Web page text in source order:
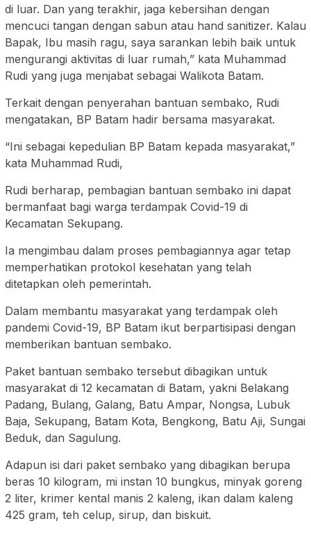
di luar. Dan yang terakhir, jaga kebersihan dengan
mencuci tangan dengan sabun atau hand sanitizer. Kalau
Bapak, Ibu masih ragu, saya sarankan lebih baik untuk
mengurangi aktivitas di luar rumah,” kata Muhammad
Rudi yang juga menjabat sebagai Walikota Batam.
Terkait dengan penyerahan bantuan sembako, Rudi
mengatakan, BP Batam hadir bersama masyarakat.
“Ini sebagai kepedulian BP Batam kepada masyarakat,”
kata Muhammad Rudi,
Rudi berharap, pembagian bantuan sembako ini dapat
bermanfaat bagi warga terdampak Covid-19 di
Kecamatan Sekupang.
Ia mengimbau dalam proses pembagiannya agar tetap
memperhatikan protokol kesehatan yang telah
ditetapkan oleh pemerintah.
Dalam membantu masyarakat yang terdampak oleh
pandemi Covid-19, BP Batam ikut berpartisipasi dengan
memberikan bantuan sembako.
Paket bantuan sembako tersebut dibagikan untuk
masyarakat di 12 kecamatan di Batam, yakni Belakang
Padang, Bulang, Galang, Batu Ampar, Nongsa, Lubuk
Baja, Sekupang, Batam Kota, Bengkong, Batu Aji, Sungai
Beduk, dan Sagulung.
Adapun isi dari paket sembako yang dibagikan berupa
beras 10 kilogram, mi instan 10 bungkus, minyak goreng
2 liter, krimer kental manis 2 kaleng, ikan dalam kaleng
425 gram, teh celup, sirup, dan biskuit.